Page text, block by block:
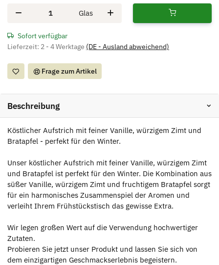
Glas
Sofort verfügbar
Lieferzeit: 2 - 4 Werktage (DE - Ausland abweichend)
Frage zum Artikel
Beschreibung
Köstlicher Aufstrich mit feiner Vanille, würzigem Zimt und
Bratapfel - perfekt für den Winter.
Unser köstlicher Aufstrich mit feiner Vanille, würzigem Zimt
und Bratapfel ist perfekt für den Winter. Die Kombination aus
süßer Vanille, würzigem Zimt und fruchtigem Bratapfel sorgt
für ein harmonisches Zusammenspiel der Aromen und
verleiht Ihrem Frühstückstisch das gewisse Extra.
Wir legen großen Wert auf die Verwendung hochwertiger
Zutaten.
Probieren Sie jetzt unser Produkt und lassen Sie sich von
dem einzigartigen Geschmackserlebnis begeistern.